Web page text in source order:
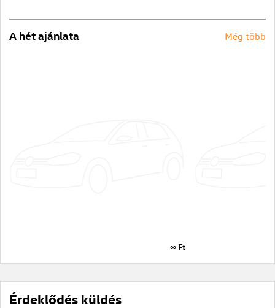
A hét ajánlata Még több
∞ Ft
Érdeklődés küldés